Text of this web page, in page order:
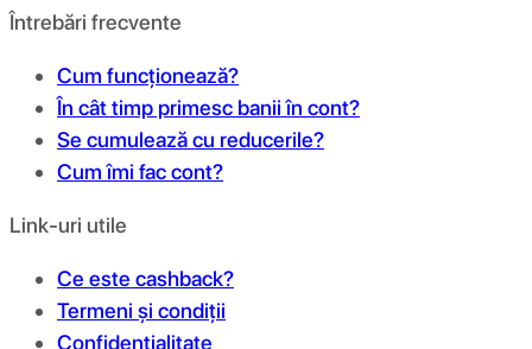
Întrebări frecvente
Cum funcționează?
În cât timp primesc banii în cont?
Se cumulează cu reducerile?
Cum îmi fac cont?
Link-uri utile
Ce este cashback?
Termeni și condiții
Confidențialitate